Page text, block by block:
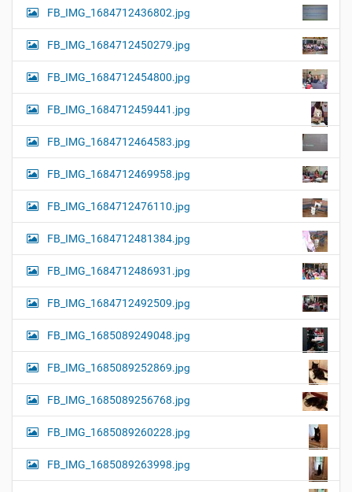
FB_IMG_1684712436802.jpg
FB_IMG_1684712450279.jpg
FB_IMG_1684712454800.jpg
FB_IMG_1684712459441.jpg
FB_IMG_1684712464583.jpg
FB_IMG_1684712469958.jpg
FB_IMG_1684712476110.jpg
FB_IMG_1684712481384.jpg
FB_IMG_1684712486931.jpg
FB_IMG_1684712492509.jpg
FB_IMG_1685089249048.jpg
FB_IMG_1685089252869.jpg
FB_IMG_1685089256768.jpg
FB_IMG_1685089260228.jpg
FB_IMG_1685089263998.jpg